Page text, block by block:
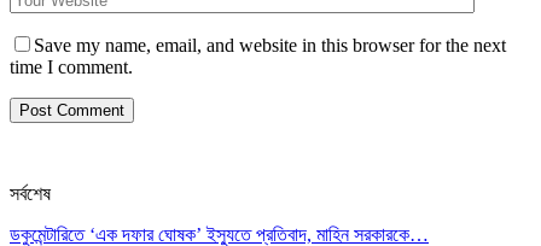
Save my name, email, and website in this browser for the next
time I comment.
সর্বশেষ
ডকুমেন্টারিতে ‘এক দফার ঘোষক’ ইস্যুতে প্রতিবাদ, মাহিন সরকারকে…